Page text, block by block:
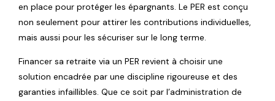
en place pour protéger les épargnants. Le PER est conçu
non seulement pour attirer les contributions individuelles,
mais aussi pour les sécuriser sur le long terme.
Financer sa retraite via un PER revient à choisir une
solution encadrée par une discipline rigoureuse et des
garanties infaillibles. Que ce soit par l’administration de